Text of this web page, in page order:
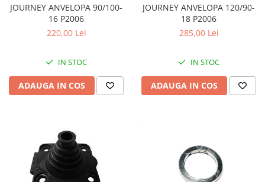
JOURNEY ANVELOPA 90/100-
16 P2006
220,00 Lei
IN STOC
ADAUGA IN COS
JOURNEY ANVELOPA 120/90-
18 P2006
285,00 Lei
IN STOC
ADAUGA IN COS